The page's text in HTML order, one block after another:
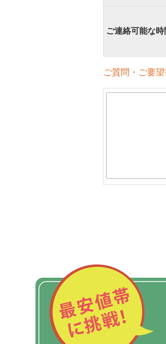
ご連絡可能な
ご質問・ご要